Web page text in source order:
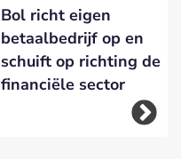
Bol richt eigen
betaalbedrijf op en
schuift op richting de
financiële sector